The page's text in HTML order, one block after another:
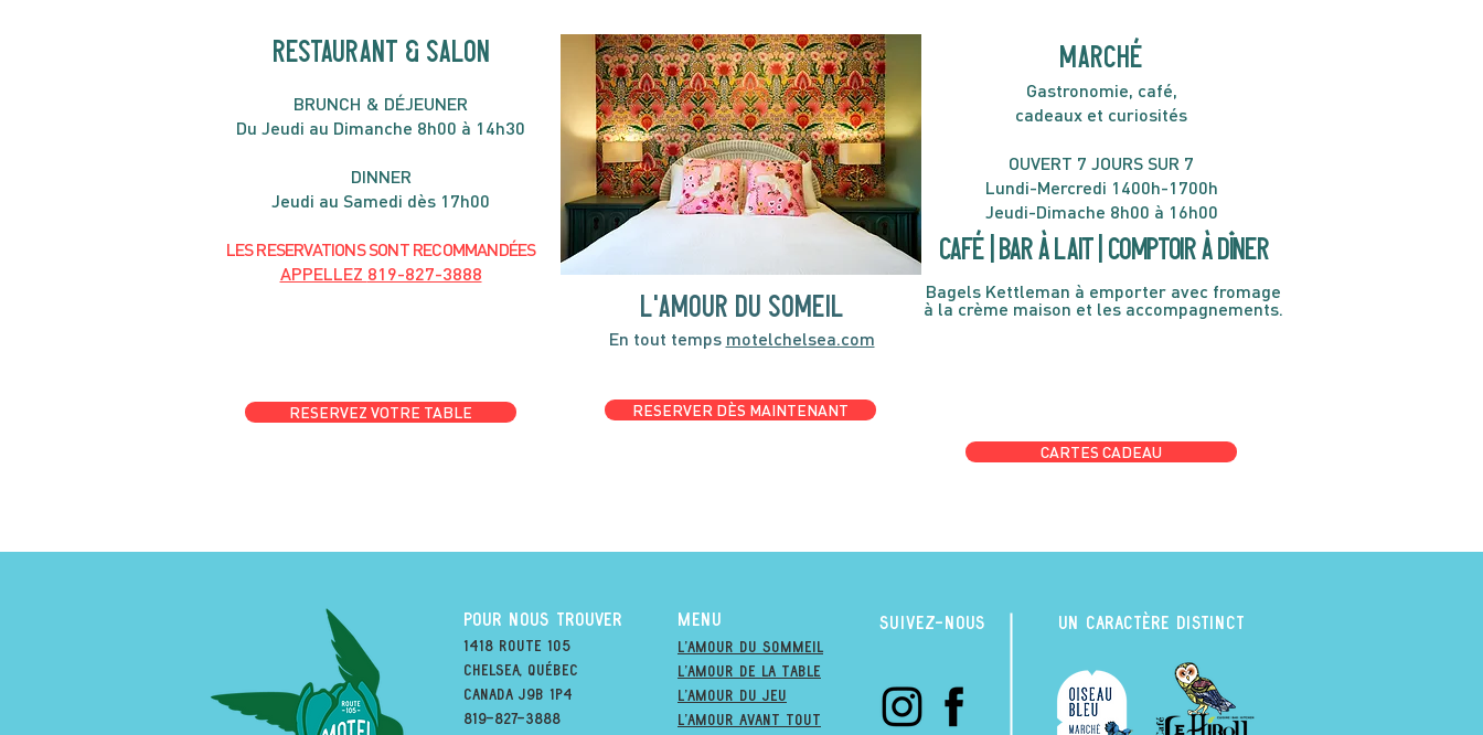
RESTAURANT & SALON
BRUNCH & DÉJEUNER
Du Jeudi au Dimanche 8h00 à 14h30
DINNER
Jeudi au Samedi dès 17h00
LES RESERVATIONSSONT RECOMMANDÉES
APPELLEZ 819-827-3888
RESERVEZ VOTRE TABLE
l'amour du someil
En tout temps motelchelsea.com
RESERVER DÈS MAINTENANT
MARCHÉ
Gastronomie, café,
cadeaux et curiosités
OUVERT 7 JOURS SUR 7
Lundi-Mercredi 1400h-1700h
Jeudi-Dimache 8h00 à 16h00
café | Bar à lait | Comptoir à dîner
Bagels Kettleman à emporter avec fromage
à la crème maison et les accompagnements.
CARTES CADEAU
POUR NOUS TROUVER
1418 Route 105
Chelsea, québec
canada j9B 1P4
819-827-3888
MENU
l'amour du soMmeil
l'amour de la table
l'amour du jeu
L'amour avant tout
suivez-nous UN CARACTÈRE DISTINCT